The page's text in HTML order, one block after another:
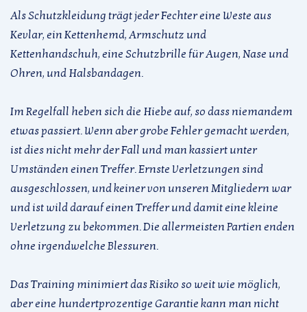
Als Schutzkleidung trägt jeder Fechter eine Weste aus
Kevlar, ein Kettenhemd, Armschutz und
Kettenhandschuh, eine Schutzbrille für Augen, Nase und
Ohren, und Halsbandagen.
Im Regelfall heben sich die Hiebe auf, so dass niemandem
etwas passiert. Wenn aber grobe Fehler gemacht werden,
ist dies nicht mehr der Fall und man kassiert unter
Umständen einen Treffer. Ernste Verletzungen sind
ausgeschlossen, und keiner von unseren Mitgliedern war
und ist wild darauf einen Treffer und damit eine kleine
Verletzung zu bekommen. Die allermeisten Partien enden
ohne irgendwelche Blessuren.
Das Training minimiert das Risiko so weit wie möglich,
aber eine hundertprozentige Garantie kann man nicht